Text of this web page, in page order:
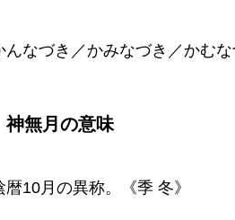
んなづき／かみなづき／かむ
神無月の意味
暦10月の異称。《季 冬》